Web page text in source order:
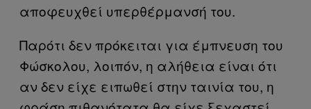
αποφευχθεί υπερθέρμανσή του.
Παρότι δεν πρόκειται για έμπνευση του
Φώσκολου, λοιπόν, η αλήθεια είναι ότι
αν δεν είχε ειπωθεί στην ταινία του, η